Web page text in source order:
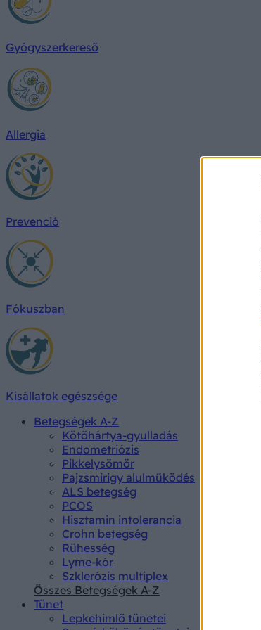
Gyógyszerkereső
Allergia
Prevenció
Fókuszban
Kisállatok egészsége
Betegségek A-Z
Kötőhártya-gyulladás
Endometriózis
Pikkelysömör
Pajzsmirigy alulműködés
ALS betegség
PCOS
Hisztamin intolerancia
Crohn betegség
Rühesség
Lyme-kór
Szklerózis multiplex
Összes Betegségek A-Z
Tünet
Lepkehimlő tünetei